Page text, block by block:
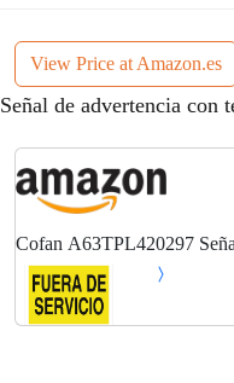
View Price at Amazon.es
Señal de advertencia con
Cofan A63TPL420297